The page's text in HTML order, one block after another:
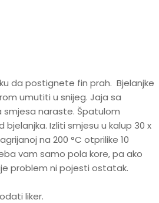
da postignete fin prah. Bjelanjke
umutiti u snijeg. Jaja sa
naraste. Špatulom
Izliti smjesu u kalup 30 x
na 200 °C otprilike 10
vam samo pola kore, pa ako
problem ni pojesti ostatak.
liker.